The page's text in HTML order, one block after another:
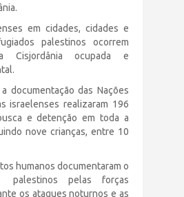
em cidades, cidades e
palestinos ocorrem
Cisjordânia ocupada e
documentação das Nações
israelenses realizaram 196
e detenção em toda a
nove crianças, entre 10
humanos documentaram o
pelas forças
os ataques noturnos e as